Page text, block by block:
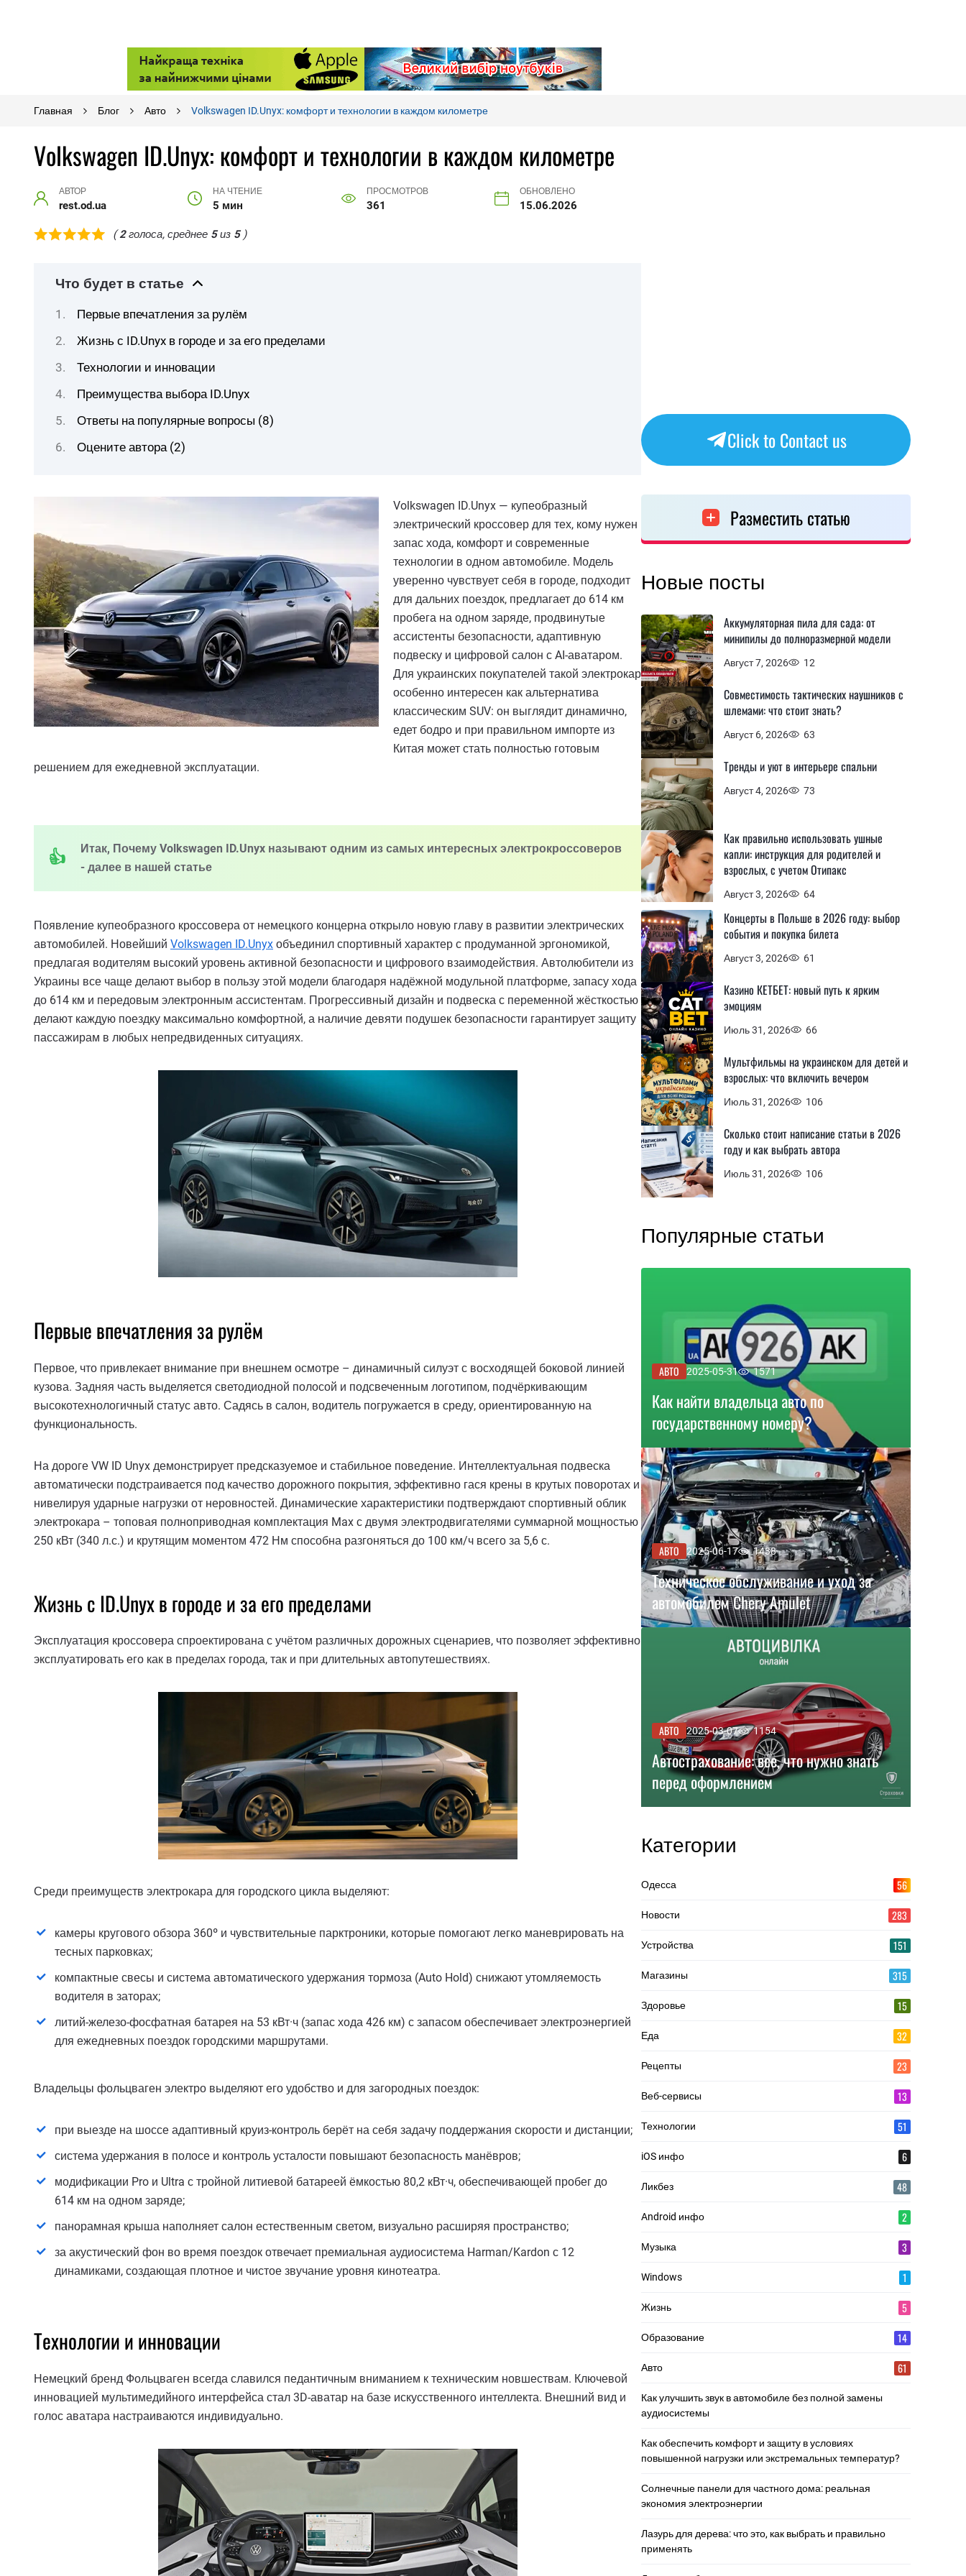
Главная Блог Авто Volkswagen ID.Unyx: комфорт и технологии в каждом километре
Volkswagen ID.Unyx: комфорт и технологии в каждом километре
АВТОР
rest.od.ua
НА ЧТЕНИЕ
5 мин
ПРОСМОТРОВ
361
ОБНОВЛЕНО
15.06.2026
(2голоса, среднее 5из 5)
Что будет в статье
Первые впечатления за рулём
Жизнь с ID.Unyx в городе и за его пределами
Технологии и инновации
Преимущества выбора ID.Unyx
Ответы на популярные вопросы (8)
Оцените автора (2)
Volkswagen ID.Unyx — купеобразный
электрический кроссовер для тех, кому нужен
запас хода, комфорт и современные
технологии в одном автомобиле. Модель
уверенно чувствует себя в городе, подходит
для дальних поездок, предлагает до 614 км
пробега на одном заряде, продвинутые
ассистенты безопасности, адаптивную
подвеску и цифровой салон с AI-аватаром.
Для украинских покупателей такой электрокар
особенно интересен как альтернатива
классическим SUV: он выглядит динамично,
едет бодро и при правильном импорте из
Китая может стать полностью готовым
решением для ежедневной эксплуатации.
Итак, Почему Volkswagen ID.Unyx называют одним из самых интересных электрокроссоверов
- далее в нашей статье
Появление купеобразного кроссовера от немецкого концерна открыло новую главу в развитии электрических
автомобилей. Новейший Volkswagen ID.Unyx объединил спортивный характер с продуманной эргономикой,
предлагая водителям высокий уровень активной безопасности и цифрового взаимодействия. Автолюбители из
Украины все чаще делают выбор в пользу этой модели благодаря надёжной модульной платформе, запасу хода
до 614 км и передовым электронным ассистентам. Прогрессивный дизайн и подвеска с переменной жёсткостью
делают каждую поездку максимально комфортной, а наличие девяти подушек безопасности гарантирует защиту
пассажирам в любых непредвиденных ситуациях.
Первые впечатления за рулём
Первое, что привлекает внимание при внешнем осмотре – динамичный силуэт с восходящей боковой линией
кузова. Задняя часть выделяется светодиодной полосой и подсвеченным логотипом, подчёркивающим
высокотехнологичный статус авто. Садясь в салон, водитель погружается в среду, ориентированную на
функциональность.
На дороге VW ID Unyx демонстрирует предсказуемое и стабильное поведение. Интеллектуальная подвеска
автоматически подстраивается под качество дорожного покрытия, эффективно гася крены в крутых поворотах и
нивелируя ударные нагрузки от неровностей. Динамические характеристики подтверждают спортивный облик
электрокара – топовая полноприводная комплектация Max с двумя электродвигателями суммарной мощностью
250 кВт (340 л.с.) и крутящим моментом 472 Нм способна разгоняться до 100 км/ч всего за 5,6 с.
Жизнь с ID.Unyx в городе и за его пределами
Эксплуатация кроссовера спроектирована с учётом различных дорожных сценариев, что позволяет эффективно
эксплуатировать его как в пределах города, так и при длительных автопутешествиях.
Среди преимуществ электрокара для городского цикла выделяют:
камеры кругового обзора 360º и чувствительные парктроники, которые помогают легко маневрировать на
тесных парковках;
компактные свесы и система автоматического удержания тормоза (Auto Hold) снижают утомляемость
водителя в заторах;
литий-железо-фосфатная батарея на 53 кВт·ч (запас хода 426 км) с запасом обеспечивает электроэнергией
для ежедневных поездок городскими маршрутами.
Владельцы фольцваген электро выделяют его удобство и для загородных поездок:
при выезде на шоссе адаптивный круиз-контроль берёт на себя задачу поддержания скорости и дистанции;
система удержания в полосе и контроль усталости повышают безопасность манёвров;
модификации Pro и Ultra с тройной литиевой батареей ёмкостью 80,2 кВт·ч, обеспечивающей пробег до
614 км на одном заряде;
панорамная крыша наполняет салон естественным светом, визуально расширяя пространство;
за акустический фон во время поездок отвечает премиальная аудиосистема Harman/Kardon с 12
динамиками, создающая плотное и чистое звучание уровня кинотеатра.
Технологии и инновации
Немецкий бренд Фольцваген всегда славился педантичным вниманием к техническим новшествам. Ключевой
инновацией мультимедийного интерфейса стал 3D-аватар на базе искусственного интеллекта. Внешний вид и
голос аватара настраиваются индивидуально.
Click to Contact us
Разместить статью
Новые посты
Август 7, 2026 12
Аккумуляторная пила для сада: от
минипилы до полноразмерной модели
Август 6, 2026 63
Совместимость тактических наушников с
шлемами: что стоит знать?
Август 4, 2026 73
Тренды и уют в интерьере спальни
Август 3, 2026 64
Как правильно использовать ушные
капли: инструкция для родителей и
взрослых, с учетом Отипакс
Август 3, 2026 61
Концерты в Польше в 2026 году: выбор
события и покупка билета
Июль 31, 2026 66
Казино КЕТБЕТ: новый путь к ярким
эмоциям
Июль 31, 2026 106
Мультфильмы на украинском для детей и
взрослых: что включить вечером
Июль 31, 2026 106
Сколько стоит написание статьи в 2026
году и как выбрать автора
Популярные статьи
АВТО 2025-05-31 1571
Как найти владельца авто по
государственному номеру?
АВТО 2025-06-17 1438
Техническое обслуживание и уход за
автомобилем Chery Amulet
АВТО 2025-03-07 1154
Автострахование: все, что нужно знать
перед оформлением
Категории
Одесса 56
Новости 283
Устройства 151
Магазины 315
Здоровье 15
Еда 32
Рецепты 23
Веб-сервисы 13
Технологии 51
iOS инфо 6
Ликбез 48
Android инфо 2
Музыка 3
Windows 1
Жизнь 5
Образование 14
Авто 61
Как улучшить звук в автомобиле без полной замены
аудиосистемы
Как обеспечить комфорт и защиту в условиях
повышенной нагрузки или экстремальных температур?
Солнечные панели для частного дома: реальная
экономия электроэнергии
Лазурь для дерева: что это, как выбрать и правильно
применять